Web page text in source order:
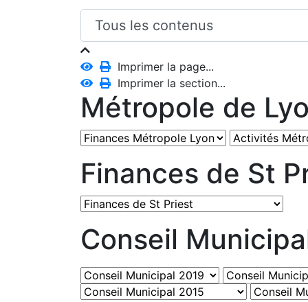
Imprimer la page...
Imprimer la section...
Métropole de
Finances de St
Conseil